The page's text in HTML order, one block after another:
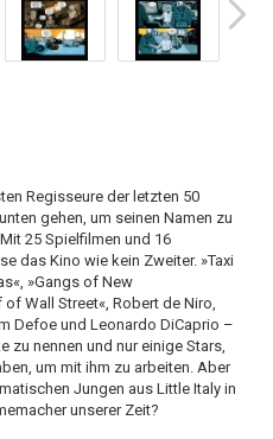
Regisseure der letzten 50
gehen, um seinen Namen zu
25 Spielfilmen und 16
das Kino wie kein Zweiter. »Taxi
»Gangs of New
Wall Street«, Robert de Niro,
Defoe und Leonardo DiCaprio –
zu nennen und nur einige Stars,
um mit ihm zu arbeiten. Aber
Jungen aus Little Italy in
unserer Zeit?